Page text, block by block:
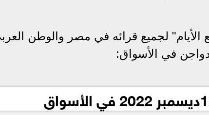
لجميع قرائه في مصر والوطن
في الأسواق: